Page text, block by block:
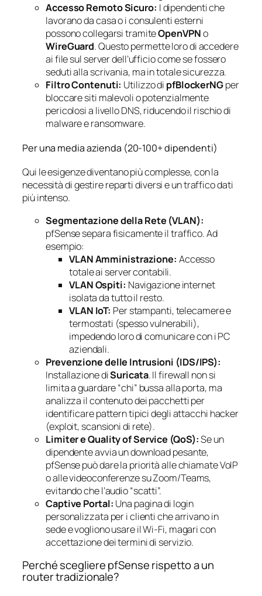
Accesso Remoto Sicuro: I dipendenti che
lavorano da casa o i consulenti esterni
possono collegarsi tramiteOpenVPNo
WireGuard. Questo permette loro di accedere
ai file sul server dell’ufficio come se fossero
seduti alla scrivania, ma in totale sicurezza.
Filtro Contenuti: Utilizzo di pfBlockerNGper
bloccare siti malevoli o potenzialmente
pericolosi a livello DNS, riducendo il rischio di
malware e ransomware.
Per una media azienda (20-100+ dipendenti)
Qui le esigenze diventano più complesse, con la
necessità di gestire reparti diversi e un traffico dati
più intenso.
Segmentazione della Rete (VLAN):
pfSense separa fisicamente il traffico. Ad
esempio:
VLAN Amministrazione: Accesso
totale ai server contabili.
VLAN Ospiti: Navigazione internet
isolata da tutto il resto.
VLAN IoT: Per stampanti, telecamere e
termostati (spesso vulnerabili),
impedendo loro di comunicare con i PC
aziendali.
Prevenzione delle Intrusioni (IDS/IPS):
Installazione diSuricata. Il firewall non si
limita a guardare “chi” bussa alla porta, ma
analizza il contenuto dei pacchetti per
identificare pattern tipici degli attacchi hacker
(exploit, scansioni di rete).
Limiter e Quality of Service (QoS):Se un
dipendente avvia un download pesante,
pfSense può dare la priorità alle chiamate VoIP
o alle videoconferenze su Zoom/Teams,
evitando che l’audio “scatti”.
Captive Portal: Una pagina di login
personalizzata per i clienti che arrivano in
sede e vogliono usare il Wi-Fi, magari con
accettazione dei termini di servizio.
Perché scegliere pfSense rispetto a un
router tradizionale?